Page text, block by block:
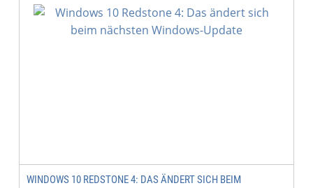
WINDOWS 10 REDSTONE 4: DAS ÄNDERT SICH BEIM